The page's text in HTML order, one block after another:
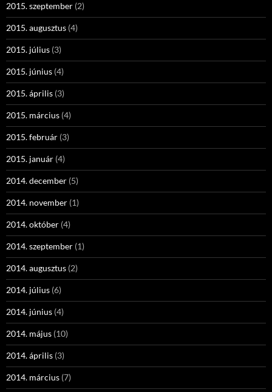
2015. szeptember (2)
2015. augusztus (4)
2015. július (3)
2015. június (4)
2015. április (3)
2015. március (4)
2015. február (3)
2015. január (4)
2014. december (5)
2014. november (1)
2014. október (4)
2014. szeptember (1)
2014. augusztus (2)
2014. július (6)
2014. június (4)
2014. május (10)
2014. április (3)
2014. március (7)